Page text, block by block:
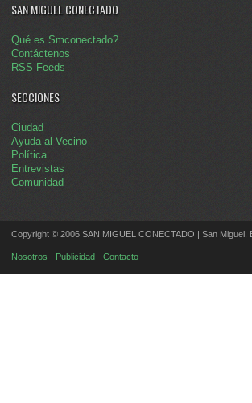
SAN MIGUEL CONECTADO
Qué es Smconectado?
Contáctenos
RSS Feeds
SECCIONES
Ciudad
Ayuda al Vecino
Política
Entrevistas
Comunidad
Copyright © 2006 SAN MIGUEL CONECTADO | San Miguel,
Nosotros Publicidad Contacto